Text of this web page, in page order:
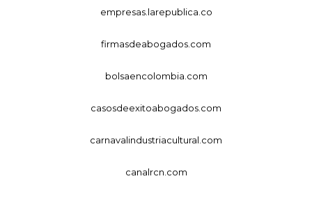
empresas.larepublica.co
firmasdeabogados.com
bolsaencolombia.com
casosdeexitoabogados.com
carnavalindustriacultural.com
canalrcn.com